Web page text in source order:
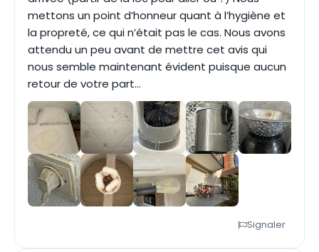
mettons un point d’honneur quant à l’hygiène et
la propreté, ce qui n’était pas le cas. Nous avons
attendu un peu avant de mettre cet avis qui
nous semble maintenant évident puisque aucun
retour de votre part…
Signaler